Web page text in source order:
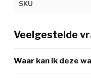
SKU
Veelgestelde
Waar kan ik deze